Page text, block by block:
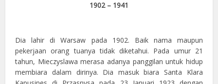
1902 – 1941
Dia lahir di Warsaw pada 1902. Baik nama maupun
pekerjaan orang tuanya tidak diketahui. Pada umur 21
tahun, Mieczyslawa merasa adanya panggilan untuk hidup
membiara dalam dirinya. Dia masuk biara Santa Klara